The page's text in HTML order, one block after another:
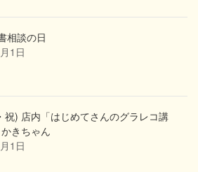
相談の日
1日
祝) 店内「はじめてさんのグラレコ講
きちゃん
1日